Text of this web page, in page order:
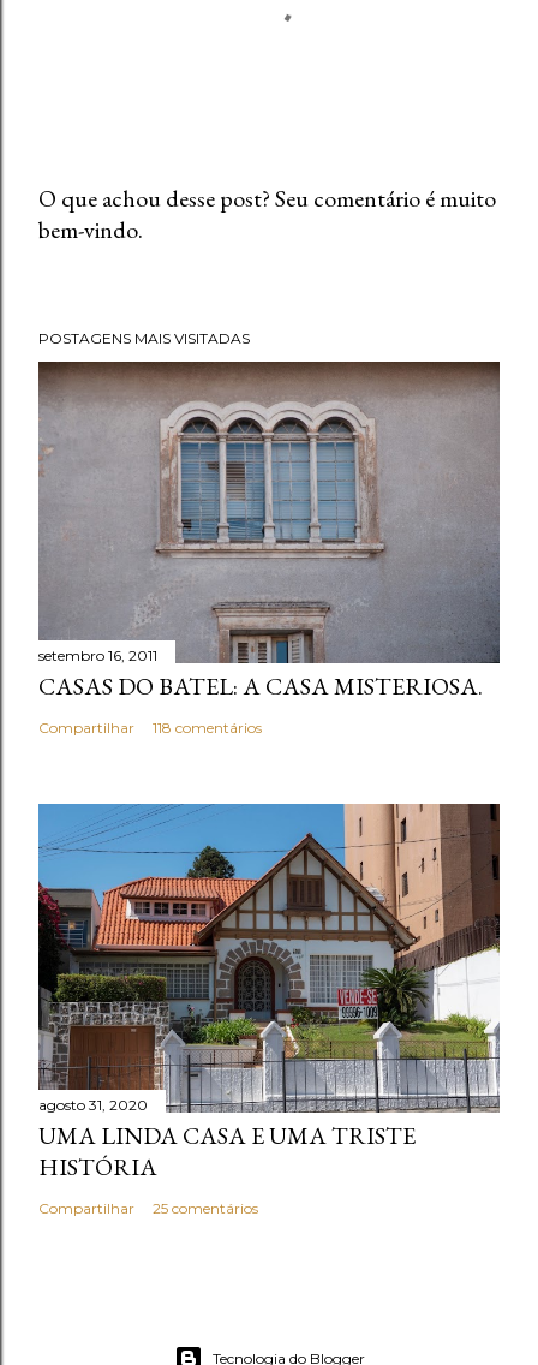
P
a
r
u
m
c
t
á
r
i
O que achou desse post? Seu comentário é muito
bem-vindo.
POSTAGENS MAIS VISITADAS
setembro 16, 2011
CASAS DO BATEL: A CASA MISTERIOSA.
Compartilhar 118 comentários
agosto 31, 2020
UMA LINDA CASA E UMA TRISTE
HISTÓRIA
Compartilhar 25 comentários
Tecnologia do Blogger